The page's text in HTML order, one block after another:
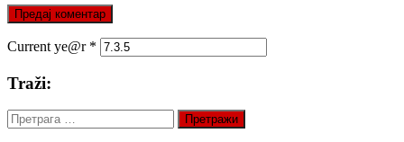
Current ye@r *
Traži:
Претрага
за: